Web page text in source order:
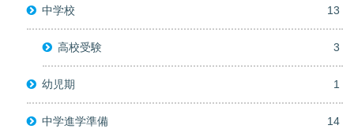
中学校 13
高校受験 3
幼児期 1
中学進学準備 14